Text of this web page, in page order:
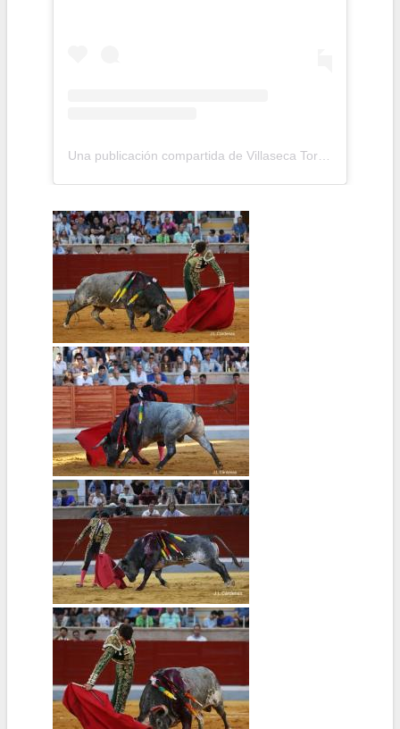
Una publicación compartida de Villaseca Toros (@villaseca__toros)